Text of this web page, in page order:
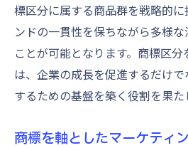
標区分に属する商品群を戦略的
ンドの一貫性を保ちながら多様
ことが可能となります。商標区
は、企業の成長を促進するだけ
するための基盤を築く役割を果た
商標を軸としたマーケティ